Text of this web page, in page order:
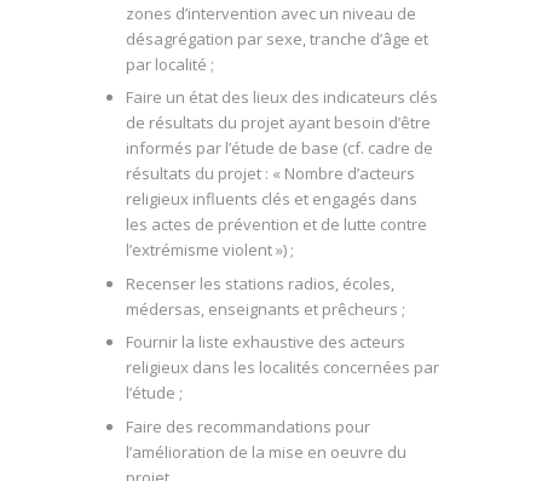
zones d’intervention avec un niveau de
désagrégation par sexe, tranche d’âge et
par localité ;
Faire un état des lieux des indicateurs clés
de résultats du projet ayant besoin d’être
informés par l’étude de base (cf. cadre de
résultats du projet : « Nombre d’acteurs
religieux influents clés et engagés dans
les actes de prévention et de lutte contre
l’extrémisme violent ») ;
Recenser les stations radios, écoles,
médersas, enseignants et prêcheurs ;
Fournir la liste exhaustive des acteurs
religieux dans les localités concernées par
l’étude ;
Faire des recommandations pour
l’amélioration de la mise en oeuvre du